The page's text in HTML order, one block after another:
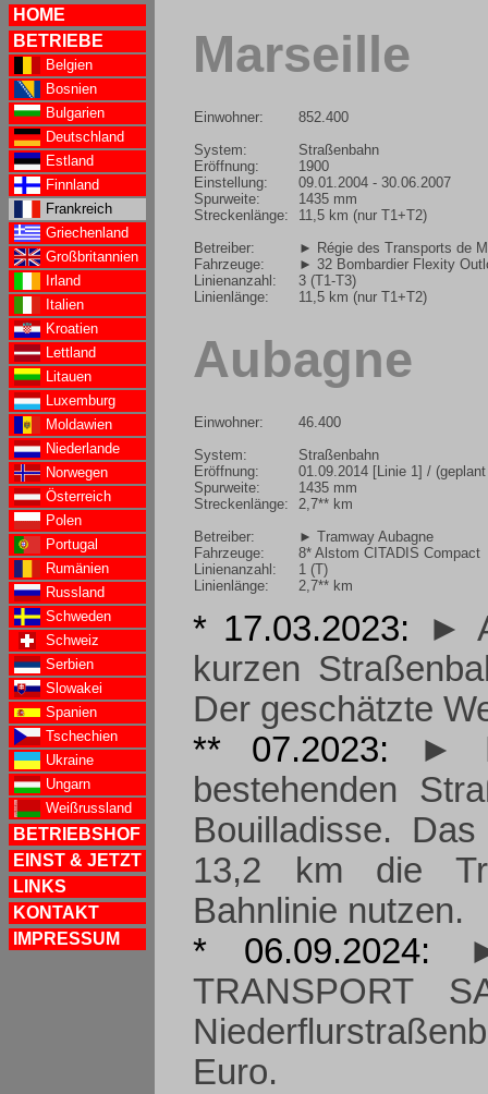
HOME
BETRIEBE
Belgien
Bosnien
Bulgarien
Deutschland
Estland
Finnland
Frankreich
Griechenland
Großbritannien
Irland
Italien
Kroatien
Lettland
Litauen
Luxemburg
Moldawien
Niederlande
Norwegen
Österreich
Polen
Portugal
Rumänien
Russland
Schweden
Schweiz
Serbien
Slowakei
Spanien
Tschechien
Ukraine
Ungarn
Weißrussland
BETRIEBSHOF
EINST & JETZT
LINKS
KONTAKT
IMPRESSUM
Marseille
Einwohner:
System:
Eröffnung:
Einstellung:
Spurweite:
Streckenlänge:
Betreiber:
Fahrzeuge:
Linienanzahl:
Linienlänge:
852.400
Straßenbahn
1900
09.01.2004 - 30.06.2007
1435 mm
11,5 km (nur T1+T2)
► Régie des Transports de
► 32 Bombardier Flexity
3 (T1-T3)
11,5 km (nur T1+T2)
Aubagne
Einwohner:
System:
Eröffnung:
Spurweite:
Streckenlänge:
Betreiber:
Fahrzeuge:
Linienanzahl:
Linienlänge:
46.400
Straßenbahn
01.09.2014 [Linie 1] /
1435 mm
2,7** km
► Tramway Aubagne
8* Alstom CITADIS Compact
1 (T)
2,7** km
* 17.03.2023:
►
kurzen
Der geschätzte
** 07.2023:
►
bestehenden
Bouilladisse.
13,2 km die
Bahnlinie nutzen.
* 06.09.2024:
TRANSPORT
Euro.